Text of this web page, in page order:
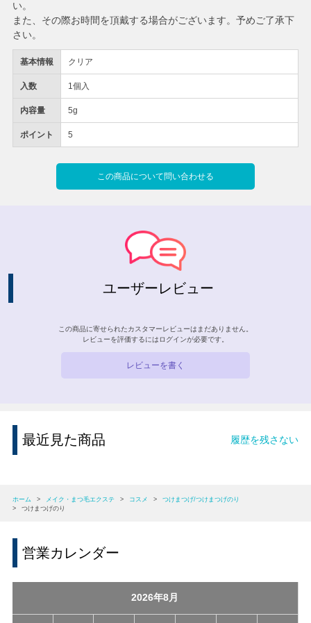
基本情報 クリア
入数 1個入
内容量 5g
ポイント 5
この商品について問い合わせる
い。
また、その際お時間を頂戴する場合がございます。予めご了承下
さい。
ユーザーレビュー
この商品に寄せられたカスタマーレビューはまだありません。
レビューを評価するには ログインが必要です。
レビューを書く
最近見た商品 履歴を残さない
ホーム > メイク・まつ毛エクステ > コスメ >
つけまつげ/つけまつげのり
>
つけまつげのり
営業カレンダー
2026年8月